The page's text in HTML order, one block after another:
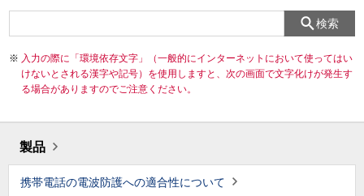
検索
入力の際に「環境依存文字」（一般的にインターネットにおいて使ってはい
けないとされる漢字や記号）を使用しますと、次の画面で文字化けが発生す
る場合がありますのでご注意ください。
製品
携帯電話の電波防護への適合性について